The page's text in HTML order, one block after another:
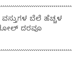
ಬೆಲೆ ಹೆಚ್ಚಳ
ಟೋಲ್ ದರವೂ